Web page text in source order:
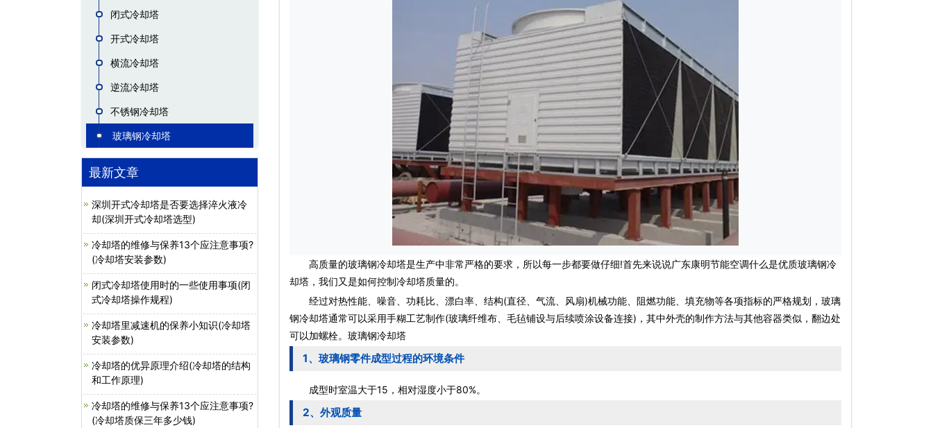
闭式冷却塔
开式冷却塔
横流冷却塔
逆流冷却塔
不锈钢冷却塔
玻璃钢冷却塔
最新文章
深圳开式冷却塔是否要选择淬火液冷
却(深圳开式冷却塔选型)
冷却塔的维修与保养13个应注意事项?
(冷却塔安装参数)
闭式冷却塔使用时的一些使用事项(闭
式冷却塔操作规程)
冷却塔里减速机的保养小知识(冷却塔
安装参数)
冷却塔的优异原理介绍(冷却塔的结构
和工作原理)
冷却塔的维修与保养13个应注意事项?
(冷却塔质保三年多少钱)
高质量的玻璃钢冷却塔是生产中非常严格的要求，所以每一步都要做仔细!首先来说说广东康明节能空调什么是优质玻璃钢冷
却塔，我们又是如何控制冷却塔质量的。
经过对热性能、噪音、功耗比、漂白率、结构(直径、气流、风扇)机械功能、阻燃功能、填充物等各项指标的严格规划，玻璃
钢冷却塔通常可以采用手糊工艺制作(玻璃纤维布、毛毡铺设与后续喷涂设备连接)，其中外壳的制作方法与其他容器类似，翻边处
可以加螺栓。玻璃钢冷却塔
1、玻璃钢零件成型过程的环境条件
成型时室温大于15，相对湿度小于80%。
2、外观质量